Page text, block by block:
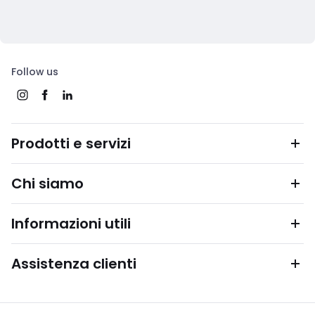
Follow us
Prodotti e servizi
Chi siamo
Informazioni utili
Assistenza clienti